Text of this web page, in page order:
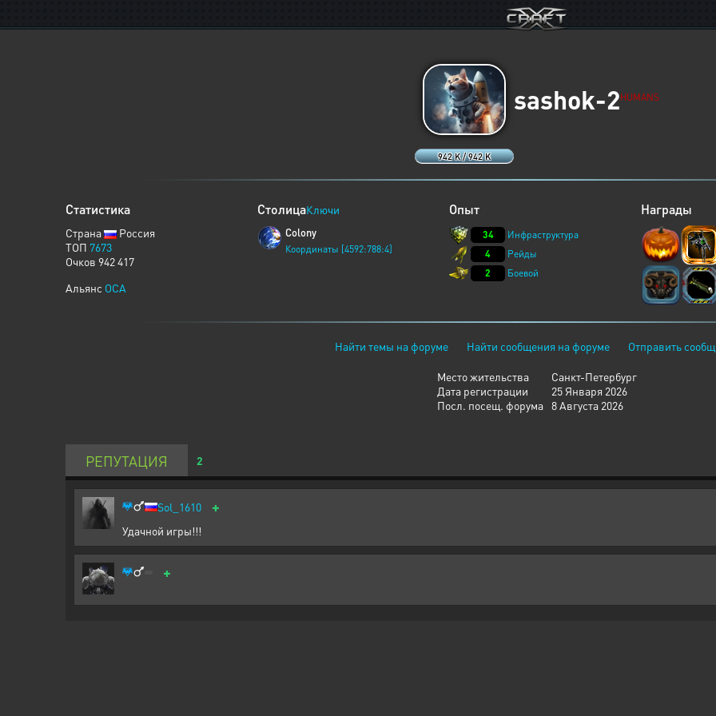
942 K / 942 K
sashok-2HUMANS
Статистика
Страна
Россия
ТОП 7673
Очков 942 417
Альянс OCA
СтолицаКлючи
Colony
Координаты [4592:788:4]
Опыт
34
Инфраструктура
4
Рейды
2
Боевой
Награды
Найти темы на форуме Найти сообщения на форуме Отправить
Место жительства
Санкт-Петербург
Дата регистрации
25 Января 2026
Посл. посещ. форума 8 Августа 2026
РЕПУТАЦИЯ 2
Sol_1610 +
Удачной игры!!!
+